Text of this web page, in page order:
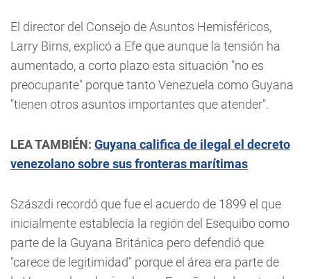
El director del Consejo de Asuntos Hemisféricos,
Larry Birns, explicó a Efe que aunque la tensión ha
aumentado, a corto plazo esta situación "no es
preocupante" porque tanto Venezuela como Guyana
"tienen otros asuntos importantes que atender".
LEA TAMBIÉN: Guyana califica de ilegal el decreto
venezolano sobre sus fronteras marítimas
Szászdi recordó que fue el acuerdo de 1899 el que
inicialmente establecía la región del Esequibo como
parte de la Guyana Británica pero defendió que
"carece de legitimidad" porque el área era parte de